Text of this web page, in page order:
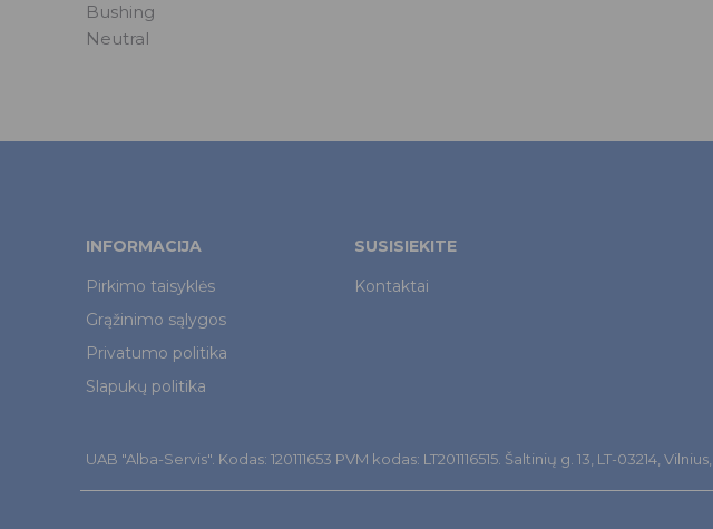
Bushing
Neutral
INFORMACIJA
Pirkimo taisyklės
Grąžinimo sąlygos
Privatumo politika
Slapukų politika
SUSISIEKITE
Kontaktai
UAB "Alba-Servis". Kodas: 120111653 PVM kodas: LT201116515. Šaltinių g. 13, LT-03214,